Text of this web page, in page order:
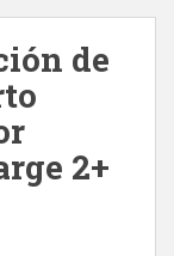
de
2+